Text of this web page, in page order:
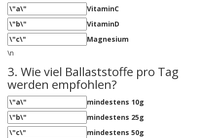
VitaminC
VitaminD
Magnesium
\n
3. Wie viel Ballaststoffe pro Tag
werden empfohlen?
mindestens 10g
mindestens 25g
mindestens 50g